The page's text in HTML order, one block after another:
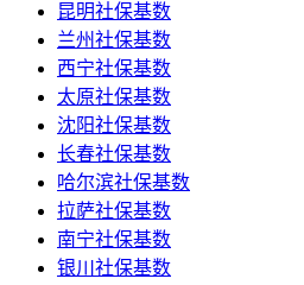
昆明社保基数
兰州社保基数
西宁社保基数
太原社保基数
沈阳社保基数
长春社保基数
哈尔滨社保基数
拉萨社保基数
南宁社保基数
银川社保基数